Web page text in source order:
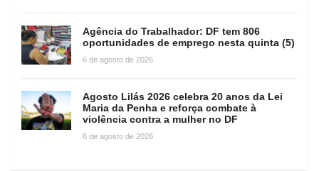
Agência do Trabalhador: DF tem 806
oportunidades de emprego nesta quinta (5)
6 de agosto de 2026
Agosto Lilás 2026 celebra 20 anos da Lei
Maria da Penha e reforça combate à
violência contra a mulher no DF
6 de agosto de 2026